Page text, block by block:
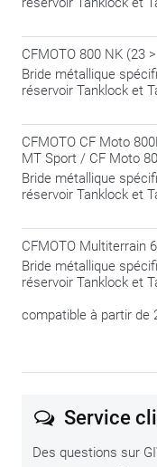
CFMOTO 800 NK (23
Bride métallique
réservoir Tanklock et
CFMOTO CF Moto
MT Sport / CF Moto
Bride métallique
réservoir Tanklock et
CFMOTO Multiterrain
Bride métallique
réservoir Tanklock et
compatible à partir de
Service
Des questions sur